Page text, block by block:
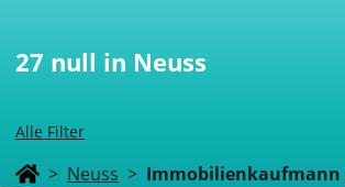
Alle Filter
27 null in Neuss
> Neuss > Immobilienkaufmann